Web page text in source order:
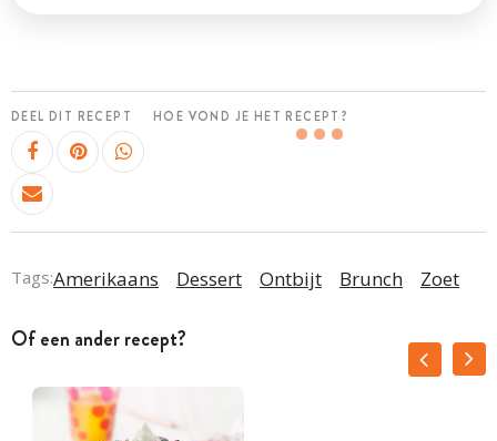
DEEL DIT RECEPT HOE VOND JE HET RECEPT?
Tags:Amerikaans Dessert Ontbijt Brunch Zoet
Of een ander recept?